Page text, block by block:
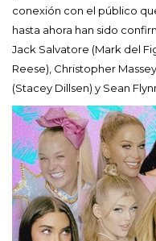
conexión con el público
hasta ahora han sido
Jack Salvatore (Mark del
Reese), Christopher
(Stacey Dillsen) y Sean